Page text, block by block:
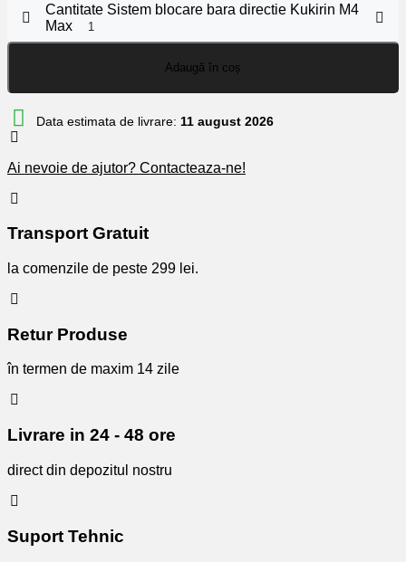
Cantitate Sistem blocare bara directie Kukirin M4
Max
Adaugă în coș
Data estimata de livrare: 11 august 2026
Ai nevoie de ajutor? Contacteaza-ne!
Transport Gratuit
la comenzile de peste 299 lei.
Retur Produse
în termen de maxim 14 zile
Livrare in 24 - 48 ore
direct din depozitul nostru
Suport Tehnic